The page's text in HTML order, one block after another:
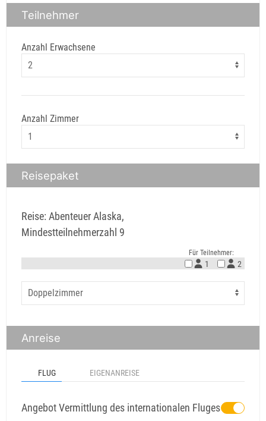
Teilnehmer
Anzahl Erwachsene
Anzahl Zimmer
Reisepaket
Reise: Abenteuer Alaska,
Mindestteilnehmerzahl 9
Für Teilnehmer:
1 2
Anreise
FLUG EIGENANREISE
Angebot Vermittlung des internationalen Fluges